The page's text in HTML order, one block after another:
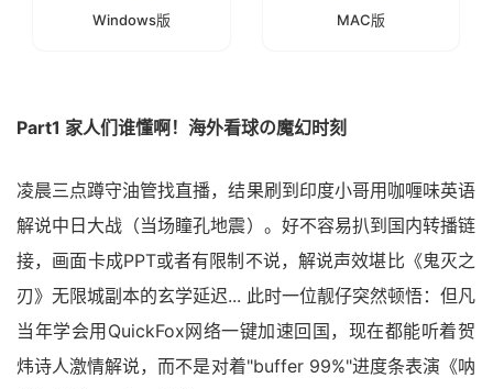
Windows版 MAC版
Part1 家人们谁懂啊！海外看球の魔幻时刻
凌晨三点蹲守油管找直播，结果刷到印度小哥用咖喱味英语
解说中日大战（当场瞳孔地震）。好不容易扒到国内转播链
接，画面卡成PPT或者有限制不说，解说声效堪比《鬼灭之
刃》无限城副本的玄学延迟... 此时一位靓仔突然顿悟：但凡
当年学会用QuickFox网络一键加速回国，现在都能听着贺
炜诗人激情解说，而不是对着"buffer 99%"进度条表演《呐